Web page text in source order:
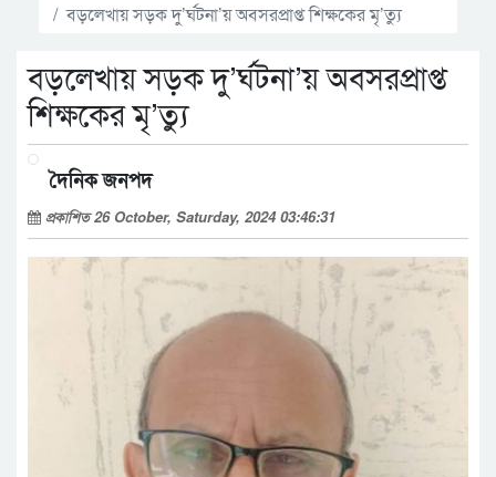
বড়লেখায় সড়ক দু’র্ঘটনা’য় অবসরপ্রাপ্ত শিক্ষকের মৃ’ত্যু
বড়লেখায় সড়ক দু’র্ঘটনা’য় অবসরপ্রাপ্ত
শিক্ষকের মৃ’ত্যু
দৈনিক জনপদ
প্রকাশিত 26 October, Saturday, 2024 03:46:31